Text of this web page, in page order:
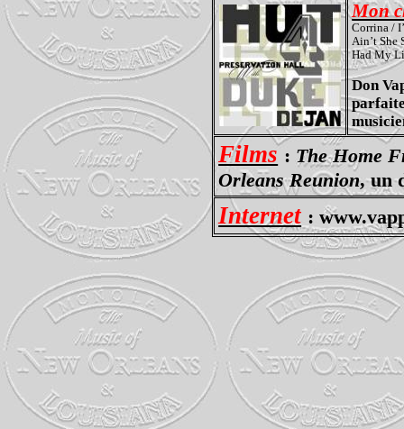
Mon
Corrina /
Ain’t She
Had My
Don
Films : The Home
Orleans Reunion, un
Internet :